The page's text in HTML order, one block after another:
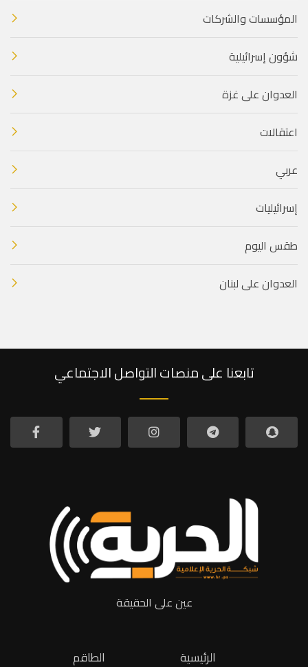
المؤسسات والشركات
شؤون إسرائيلية
العدوان على غزة
اعتقالات
عربي
إسرائيليات
طقس اليوم
العدوان على لبنان
تابعنا على منصات التواصل الاجتماعي
عين على الحقيقة
الطاقم الرئيسية